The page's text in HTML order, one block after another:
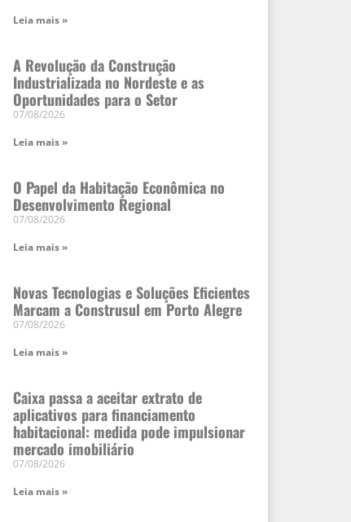
Leia mais »
A Revolução da Construção
Industrializada no Nordeste e as
Oportunidades para o Setor
07/08/2026
Leia mais »
O Papel da Habitação Econômica no
Desenvolvimento Regional
07/08/2026
Leia mais »
Novas Tecnologias e Soluções Eficientes
Marcam a Construsul em Porto Alegre
07/08/2026
Leia mais »
Caixa passa a aceitar extrato de
aplicativos para financiamento
habitacional: medida pode impulsionar
mercado imobiliário
07/08/2026
Leia mais »